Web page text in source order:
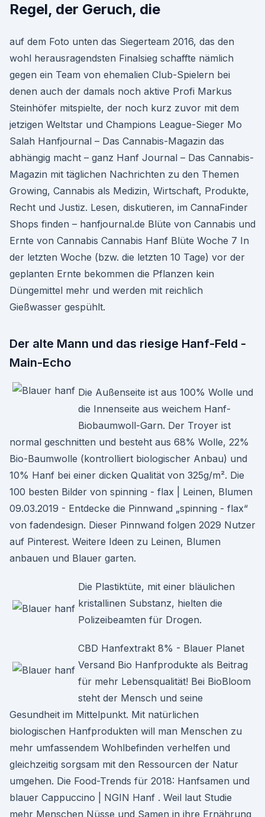
Regel, der Geruch, die
auf dem Foto unten das Siegerteam 2016, das den
wohl herausragendsten Finalsieg schaffte nämlich
gegen ein Team von ehemalien Club-Spielern bei
denen auch der damals noch aktive Profi Markus
Steinhöfer mitspielte, der noch kurz zuvor mit dem
jetzigen Weltstar und Champions League-Sieger Mo
Salah Hanfjournal – Das Cannabis-Magazin das
abhängig macht – ganz Hanf Journal – Das Cannabis-
Magazin mit täglichen Nachrichten zu den Themen
Growing, Cannabis als Medizin, Wirtschaft, Produkte,
Recht und Justiz. Lesen, diskutieren, im CannaFinder
Shops finden – hanfjournal.de Blüte von Cannabis und
Ernte von Cannabis Cannabis Hanf Blüte Woche 7 In
der letzten Woche (bzw. die letzten 10 Tage) vor der
geplanten Ernte bekommen die Pflanzen kein
Düngemittel mehr und werden mit reichlich
Gießwasser gespühlt.
Der alte Mann und das riesige Hanf-Feld -
Main-Echo
Die Außenseite ist aus 100% Wolle und
die Innenseite aus weichem Hanf-
Biobaumwoll-Garn. Der Troyer ist
normal geschnitten und besteht aus 68% Wolle, 22%
Bio-Baumwolle (kontrolliert biologischer Anbau) und
10% Hanf bei einer dicken Qualität von 325g/m². Die
100 besten Bilder von spinning - flax | Leinen, Blumen
09.03.2019 - Entdecke die Pinnwand „spinning - flax“
von fadendesign. Dieser Pinnwand folgen 2029 Nutzer
auf Pinterest. Weitere Ideen zu Leinen, Blumen
anbauen und Blauer garten.
Die Plastiktüte, mit einer bläulichen
kristallinen Substanz, hielten die
Polizeibeamten für Drogen.
CBD Hanfextrakt 8% - Blauer Planet
Versand Bio Hanf­produkte als Beitrag
für mehr Lebens­qualität! Bei BioBloom
steht der Mensch und seine
Gesundheit im Mittelpunkt. Mit natürlichen
biologischen Hanfprodukten will man Menschen zu
mehr umfassendem Wohlbefinden verhelfen und
gleichzeitig sorgsam mit den Ressourcen der Natur
umgehen. Die Food-Trends für 2018: Hanfsamen und
blauer Cappuccino | NGIN Hanf . Weil laut Studie
mehr Menschen Nüsse und Samen in ihre Ernährung